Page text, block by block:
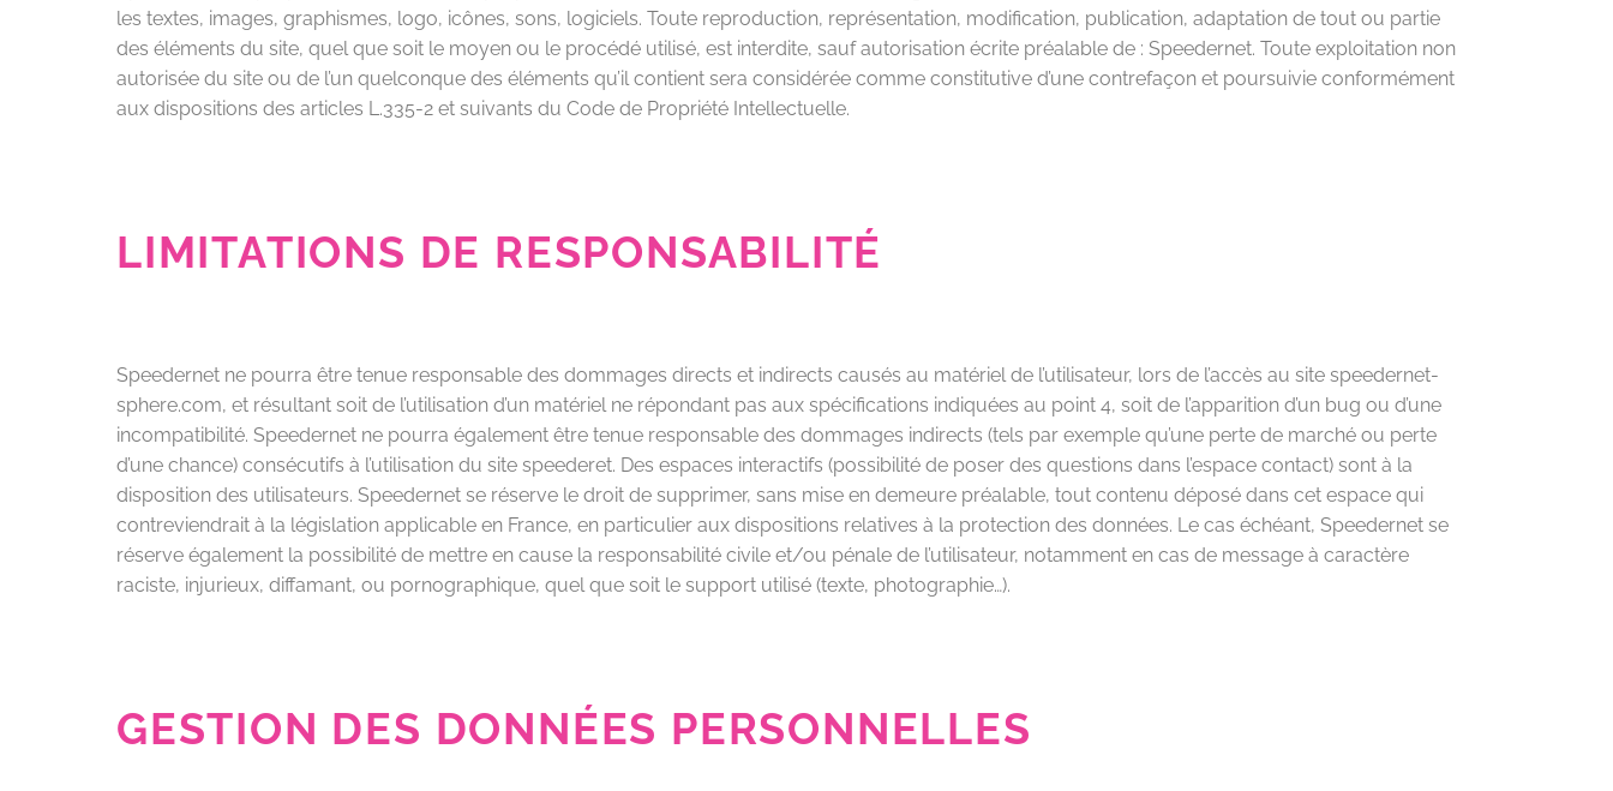
les textes, images, graphismes, logo, icônes, sons, logiciels. Toute reproduction, représentation, modification, publication, adaptation de tout ou partie
des éléments du site, quel que soit le moyen ou le procédé utilisé, est interdite, sauf autorisation écrite préalable de : Speedernet. Toute exploitation non
autorisée du site ou de l’un quelconque des éléments qu’il contient sera considérée comme constitutive d’une contrefaçon et poursuivie conformément
aux dispositions des articles L.335-2 et suivants du Code de Propriété Intellectuelle.
LIMITATIONS DE RESPONSABILITÉ
Speedernet ne pourra être tenue responsable des dommages directs et indirects causés au matériel de l’utilisateur, lors de l’accès au site speedernet-
sphere.com, et résultant soit de l’utilisation d’un matériel ne répondant pas aux spécifications indiquées au point 4, soit de l’apparition d’un bug ou d’une
incompatibilité. Speedernet ne pourra également être tenue responsable des dommages indirects (tels par exemple qu’une perte de marché ou perte
d’une chance) consécutifs à l’utilisation du site speederet. Des espaces interactifs (possibilité de poser des questions dans l’espace contact) sont à la
disposition des utilisateurs. Speedernet se réserve le droit de supprimer, sans mise en demeure préalable, tout contenu déposé dans cet espace qui
contreviendrait à la législation applicable en France, en particulier aux dispositions relatives à la protection des données. Le cas échéant, Speedernet se
réserve également la possibilité de mettre en cause la responsabilité civile et/ou pénale de l’utilisateur, notamment en cas de message à caractère
raciste, injurieux, diffamant, ou pornographique, quel que soit le support utilisé (texte, photographie…).
GESTION DES DONNÉES PERSONNELLES